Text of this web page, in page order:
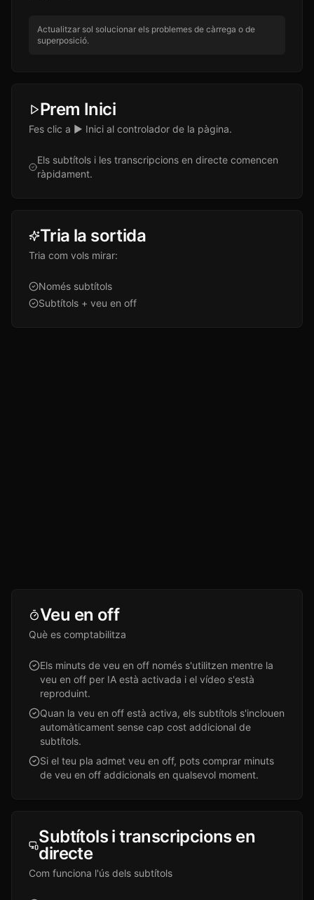
Actualitzar sol solucionar els problemes de càrrega o de
superposició.
Prem Inici
Fes clic a ▶ Inici al controlador de la pàgina.
Els subtítols i les transcripcions en directe comencen
ràpidament.
Tria la sortida
Tria com vols mirar:
Només subtítols
Subtítols + veu en off
Veu en off
Què es comptabilitza
Els minuts de veu en off només s'utilitzen mentre la
veu en off per IA està activada i el vídeo s'està
reproduint.
Quan la veu en off està activa, els subtítols s'inclouen
automàticament sense cap cost addicional de
subtítols.
Si el teu pla admet veu en off, pots comprar minuts
de veu en off addicionals en qualsevol moment.
Subtítols i transcripcions en
directe
Com funciona l'ús dels subtítols